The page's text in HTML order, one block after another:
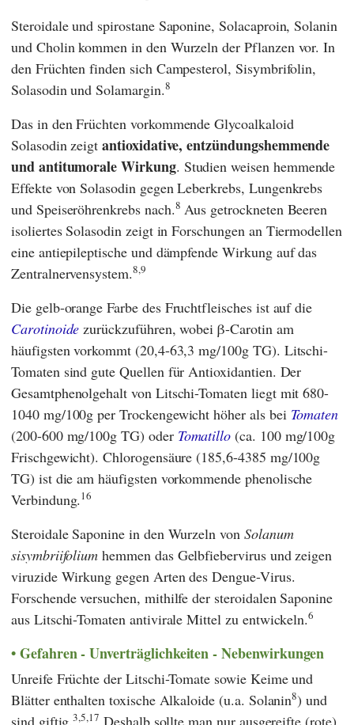
Steroidale und spirostane Saponine, Solacaproin, Solanin
und Cholin kommen in den Wurzeln der Pflanzen vor. In
den Früchten finden sich Campesterol, Sisymbrifolin,
Solasodin und Solamargin.8
Das in den Früchten vorkommende Glycoalkaloid
Solasodin zeigtantioxidative, entzündungshemmende
und antitumorale Wirkung. Studien weisen hemmende
Effekte von Solasodin gegen Leberkrebs, Lungenkrebs
und Speiseröhrenkrebs nach.8 Aus getrockneten Beeren
isoliertes Solasodin zeigt in Forschungen an Tiermodellen
eine antiepileptische und dämpfende Wirkung auf das
Zentralnervensystem.8,9
Die gelb-orange Farbe des Fruchtfleisches ist auf die
Carotinoide zurückzuführen, wobei β-Carotin am
häufigsten vorkommt (20,4-63,3 mg/100g TG). Litschi-
Tomaten sind gute Quellen für Antioxidantien. Der
Gesamtphenolgehalt von Litschi-Tomaten liegt mit 680-
1040 mg/100g per Trockengewicht höher als bei Tomaten
(200-600 mg/100g TG) oder Tomatillo (ca. 100 mg/100g
Frischgewicht). Chlorogensäure (185,6-4385 mg/100g
TG) ist die am häufigsten vorkommende phenolische
Verbindung.16
Steroidale Saponine in den Wurzeln von Solanum
sisymbriifolium hemmen das Gelbfiebervirus und zeigen
viruzide Wirkung gegen Arten des Dengue-Virus.
Forschende versuchen, mithilfe der steroidalen Saponine
aus Litschi-Tomaten antivirale Mittel zu entwickeln.6
Gefahren - Unverträglichkeiten - Nebenwirkungen
Unreife Früchte der Litschi-Tomate sowie Keime und
Blätter enthalten toxische Alkaloide (u.a. Solanin8) und
sind giftig.3,5,17 Deshalb sollte man nur ausgereifte (rote)